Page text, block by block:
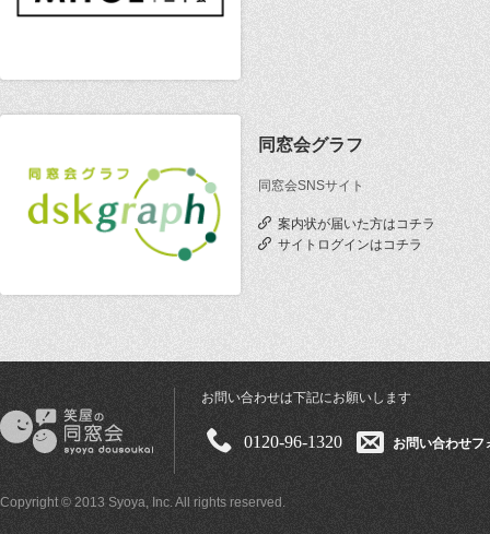
同窓会グラフ
同窓会SNSサイト
案内状が届いた方はコチラ
サイトログインはコチラ
お問い合わせは下記にお願いします
0120-96-1320 お問い合わせフ
Copyright © 2013 Syoya, Inc. All rights reserved.